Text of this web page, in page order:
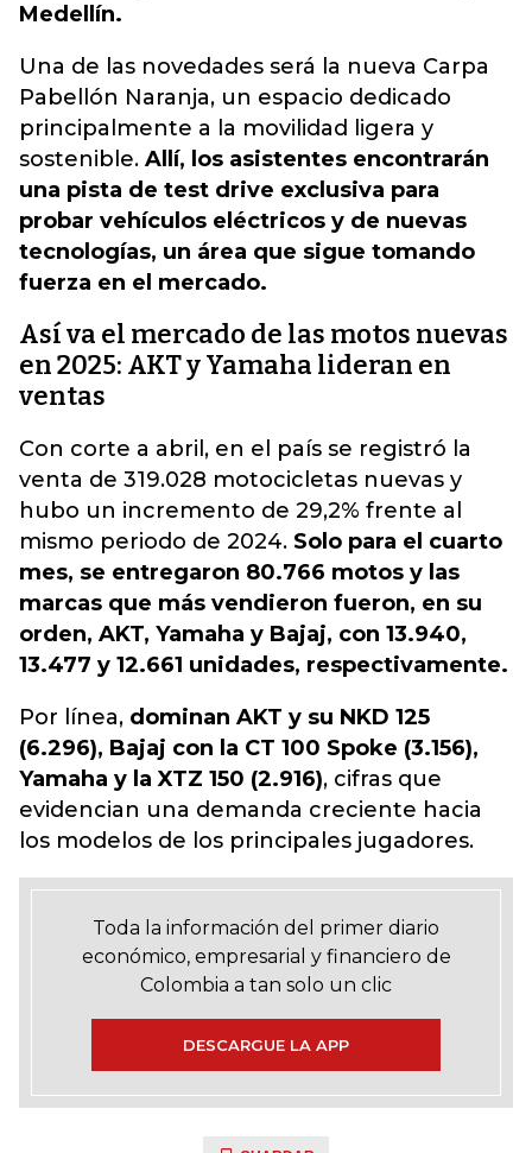
Medellín.
Una de las novedades será la nueva Carpa
Pabellón Naranja, un espacio dedicado
principalmente a la movilidad ligera y
sostenible. Allí, los asistentes encontrarán
una pista de test drive exclusiva para
probar vehículos eléctricos y de nuevas
tecnologías, un área que sigue tomando
fuerza en el mercado.
Así va el mercado de las motos nuevas
en 2025: AKT y Yamaha lideran en
ventas
Con corte a abril, en el país se registró la
venta de 319.028 motocicletas nuevas y
hubo un incremento de 29,2% frente al
mismo periodo de 2024. Solo para el cuarto
mes, se entregaron 80.766 motos y las
marcas que más vendieron fueron, en su
orden, AKT, Yamaha y Bajaj, con 13.940,
13.477 y 12.661 unidades, respectivamente.
Por línea, dominan AKT y su NKD 125
(6.296), Bajaj con la CT 100 Spoke (3.156),
Yamaha y la XTZ 150 (2.916), cifras que
evidencian una demanda creciente hacia
los modelos de los principales jugadores.
Toda la información del primer diario
económico, empresarial y financiero de
Colombia a tan solo un clic
DESCARGUE LA APP